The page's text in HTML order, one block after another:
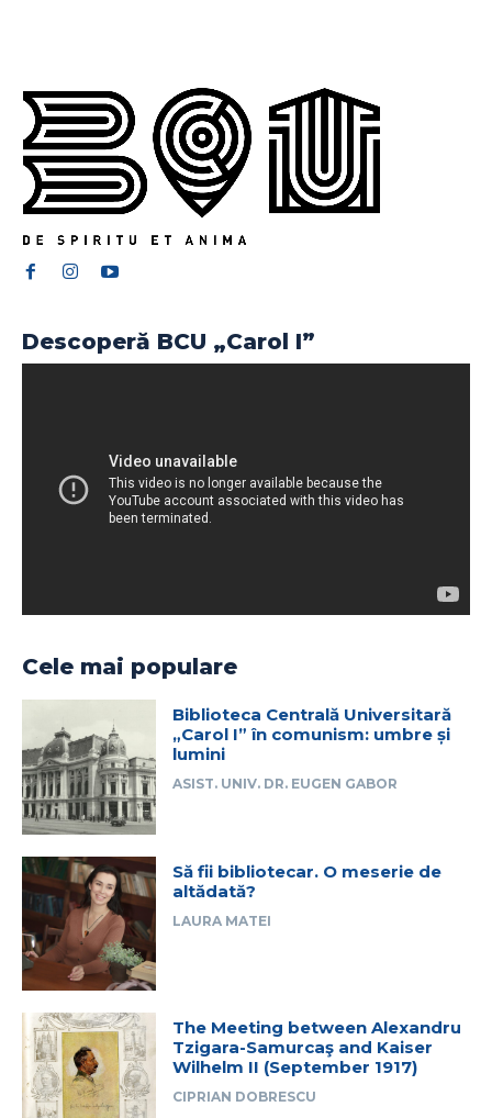
Descoperă BCU „Carol I”
Cele mai populare
Biblioteca Centrală Universitară
„Carol I” în comunism: umbre și
lumini
ASIST. UNIV. DR. EUGEN GABOR
Să fii bibliotecar. O meserie de
altădată?
LAURA MATEI
The Meeting between Alexandru
Tzigara-Samurcaş and Kaiser
Wilhelm II (September 1917)
CIPRIAN DOBRESCU